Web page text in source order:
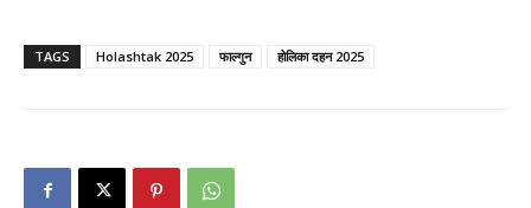
TAGS Holashtak 2025 फाल्गुन होलिका दहन 2025